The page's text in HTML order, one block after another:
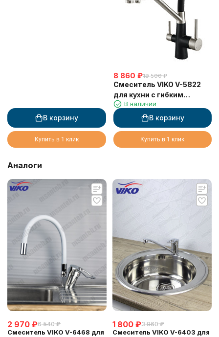
В корзину
Купить в 1 клик
8 860 ₽19 500 ₽
Смеситель VIKO V-5822
для кухни с гибким
изливом и подключением
к фильтру 2 в 1
(нержавеющая сталь)
картридж d35 мм,
(корпус/излив: черный,
В наличии
В корзину
Купить в 1 клик
Аналоги
2 970 ₽6 540 ₽
Смеситель VIKO V-6468 для
1 800 ₽3 960 ₽
Смеситель VIKO V-6403 для